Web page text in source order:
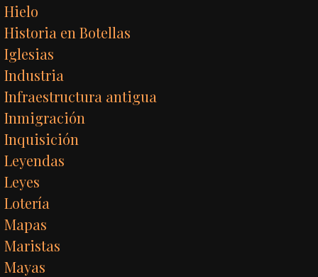
Hielo
Historia en Botellas
Iglesias
Industria
Infraestructura antigua
Inmigración
Inquisición
Leyendas
Leyes
Lotería
Mapas
Maristas
Mayas